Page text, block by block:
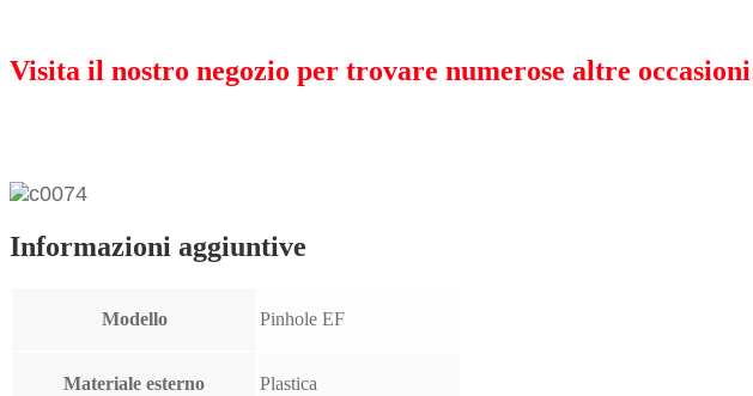
Visita il nostro negozio per trovare numerose altre
Informazioni aggiuntive
Modello Pinhole EF
Materiale esterno Plastica